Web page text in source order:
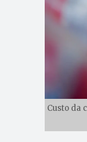
Custo da